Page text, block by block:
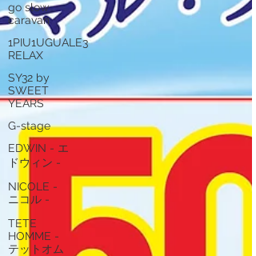
go slow
caravan
1PIU1UGUALE3
RELAX
SY32 by
SWEET
YEARS
G-stage
EDWIN - エ
ドウィン -
NICOLE -
ニコル -
TETE
HOMME -
テットオム